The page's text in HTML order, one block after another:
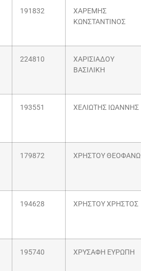
191832
ΧΑΡΕΜΗΣ
ΚΩΝΣΤΑΝΤΙΝΟΣ
224810
ΧΑΡΙΣΙΑΔΟΥ
ΒΑΣΙΛΙΚΗ
193551 ΧΕΛΙΩΤΗΣ ΙΩΑΝΝΗΣ
179872 ΧΡΗΣΤΟΥ ΘΕΟΦΑΝΩ
194628 ΧΡΗΣΤΟΥ ΧΡΗΣΤΟΣ
195740 ΧΡΥΣΑΦΗ ΕΥΡΩΠΗ